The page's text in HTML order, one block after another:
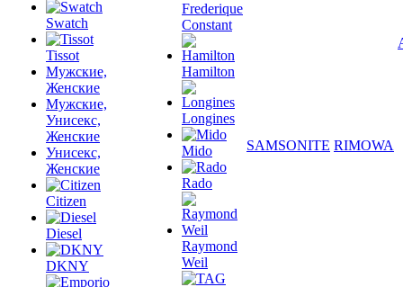
Swatch
Tissot
Мужские,
Женские
Мужские,
Унисекс,
Женские
Унисекс,
Женские
Citizen
Diesel
DKNY
Frederique
Constant
Hamilton
Longines
Mido
Rado
Raymond
Weil
SAMSONITE RIMOWA